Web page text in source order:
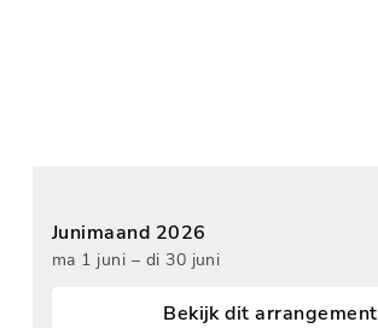
Junimaand 2026
ma 1 juni – di 30 juni
Bekijk dit arrangement